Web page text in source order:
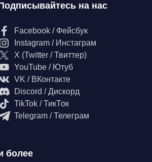
на нас
Facebook / Фейсбук
Instagram / Инстаграм
X (Twitter / Твиттер)
YouTube / Ютуб
VK / ВКонтакте
Discord / Дискорд
TikTok / ТикТок
Telegram / Телеграм
более